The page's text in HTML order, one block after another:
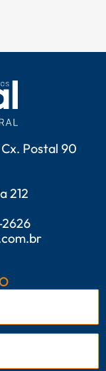
Postal 90
212
2626